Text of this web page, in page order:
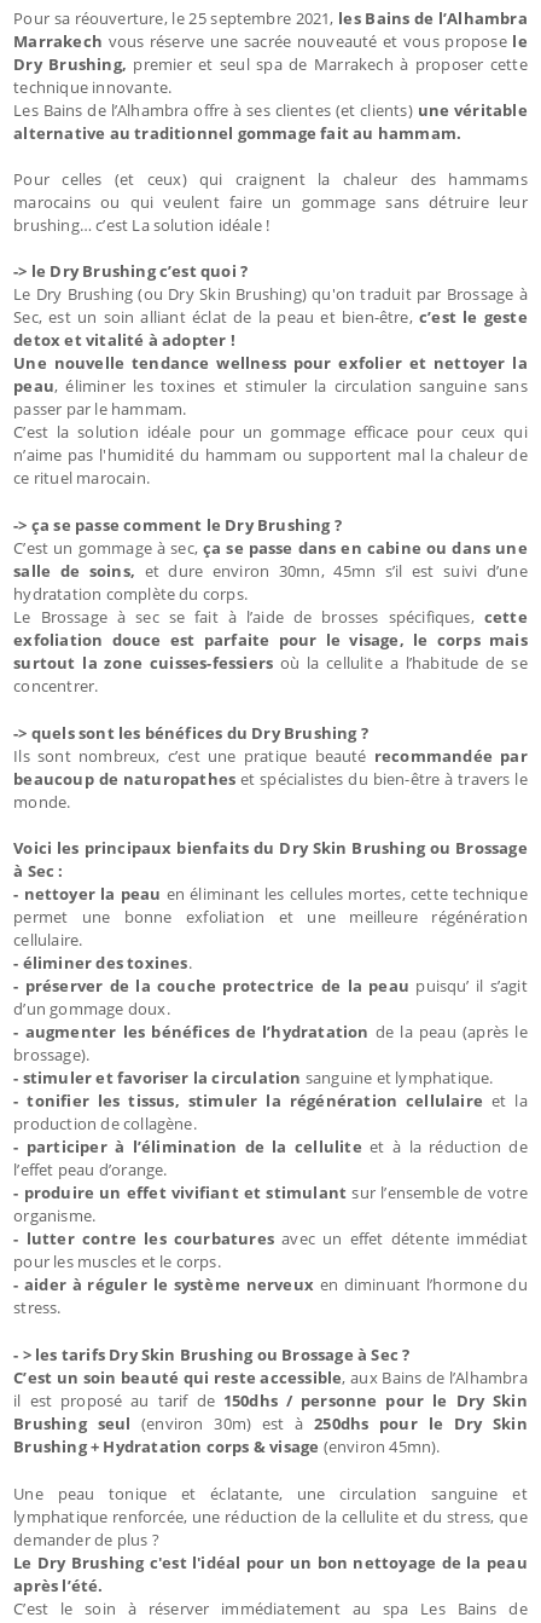
Pour sa réouverture, le 25 septembre 2021, les Bains de l’Alhambra
Marrakech vous réserve une sacrée nouveauté et vous propose le
Dry Brushing, premier et seul spa de Marrakech à proposer cette
technique innovante.
Les Bains de l’Alhambra offre à ses clientes (et clients) une véritable
alternative au traditionnel gommage fait au hammam.
Pour celles (et ceux) qui craignent la chaleur des hammams
marocains ou qui veulent faire un gommage sans détruire leur
brushing… c’est La solution idéale !
-> le Dry Brushing c’est quoi ?
Le Dry Brushing (ou Dry Skin Brushing) qu'on traduit par Brossage à
Sec, est un soin alliant éclat de la peau et bien-être,c’est le geste
detox et vitalité à adopter !
Une nouvelle tendance wellness pour exfolier et nettoyer la
peau, éliminer les toxines et stimuler la circulation sanguine sans
passer par le hammam.
C’est la solution idéale pour un gommage efficace pour ceux qui
n’aime pas l'humidité du hammam ou supportent mal la chaleur de
ce rituel marocain.
-> ça se passe comment le Dry Brushing ?
C’est un gommage à sec, ça se passe dans en cabine ou dans une
salle de soins, et dure environ 30mn, 45mn s’il est suivi d’une
hydratation complète du corps.
Le Brossage à sec se fait à l’aide de brosses spécifiques, cette
exfoliation douce est parfaite pour le visage, le corps mais
surtout la zone cuisses-fessiers où la cellulite a l’habitude de se
concentrer.
-> quels sont les bénéfices du Dry Brushing ?
Ils sont nombreux, c’est une pratique beauté recommandée par
beaucoup de naturopathes et spécialistes du bien-être à travers le
monde.
Voici les principaux bienfaits du Dry Skin Brushing ou Brossage
à Sec :
- nettoyer la peau en éliminant les cellules mortes, cette technique
permet une bonne exfoliation et une meilleure régénération
cellulaire.
- éliminer des toxines.
- préserver de la couche protectrice de la peau puisqu’ il s’agit
d’un gommage doux.
- augmenter les bénéfices de l’hydratation de la peau (après le
brossage).
- stimuler et favoriser la circulation sanguine et lymphatique.
- tonifier les tissus, stimuler la régénération cellulaire et la
production de collagène.
- participer à l’élimination de la cellulite et à la réduction de
l’effet peau d’orange.
- produire un effet vivifiant et stimulant sur l’ensemble de votre
organisme.
- lutter contre les courbatures avec un effet détente immédiat
pour les muscles et le corps.
- aider à réguler le système nerveuxen diminuant l’hormone du
stress.
- > les tarifs Dry Skin Brushing ou Brossage à Sec ?
C’est un soin beauté qui reste accessible, aux Bains de l’Alhambra
il est proposé au tarif de 150dhs / personne pour le Dry Skin
Brushing seul(environ 30m) est à250dhs pour le Dry Skin
Brushing + Hydratation corps & visage (environ 45mn).
Une peau tonique et éclatante, une circulation sanguine et
lymphatique renforcée, une réduction de la cellulite et du stress, que
demander de plus ?
Le Dry Brushing c'est l'idéal pour un bon nettoyage de la peau
après l’été.
C’est le soin à réserver immédiatement au spa Les Bains de